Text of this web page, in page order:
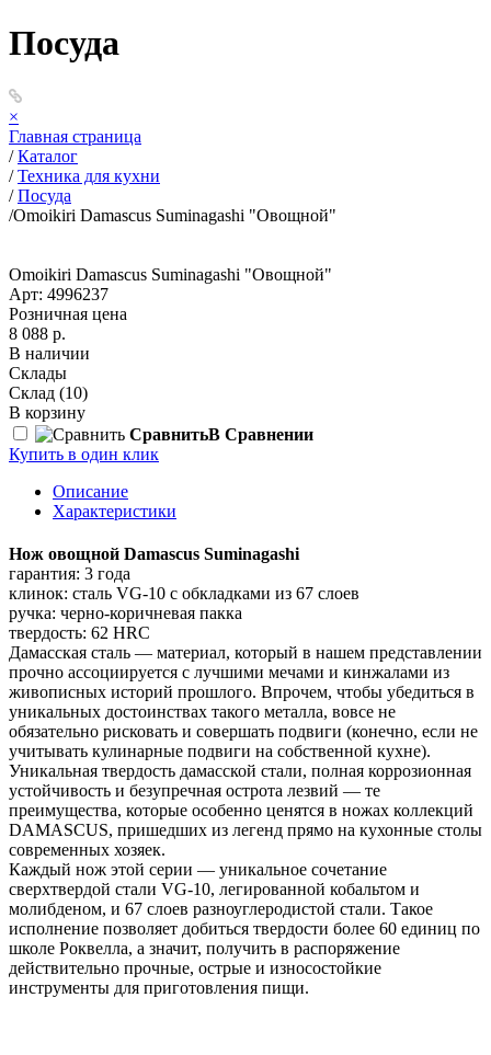
Посуда
×
Главная страница
/ Каталог
/ Техника для кухни
/ Посуда
/Omoikiri Damascus Suminagashi "Овощной"
Omoikiri Damascus Suminagashi "Овощной"
Арт: 4996237
Розничная цена
8 088 р.
В наличии
Склады
Склад (10)
В корзину
СравнитьВ Сравнении
Купить в один клик
Описание
Характеристики
Нож овощной Damascus Suminagashi
гарантия: 3 года
клинок: сталь VG-10 c обкладками из 67 слоев
ручка: черно-коричневая пакка
твердость: 62 HRC
Дамасская сталь — материал, который в нашем представлении
прочно ассоциируется с лучшими мечами и кинжалами из
живописных историй прошлого. Впрочем, чтобы убедиться в
уникальных достоинствах такого металла, вовсе не
обязательно рисковать и совершать подвиги (конечно, если не
учитывать кулинарные подвиги на собственной кухне).
Уникальная твердость дамасской стали, полная коррозионная
устойчивость и безупречная острота лезвий — те
преимущества, которые особенно ценятся в ножах коллекций
DAMASCUS, пришедших из легенд прямо на кухонные столы
современных хозяек.
Каждый нож этой серии — уникальное сочетание
сверхтвердой стали VG-10, легированной кобальтом и
молибденом, и 67 слоев разноуглеродистой стали. Такое
исполнение позволяет добиться твердости более 60 единиц по
школе Роквелла, а значит, получить в распоряжение
действительно прочные, острые и износостойкие
инструменты для приготовления пищи.